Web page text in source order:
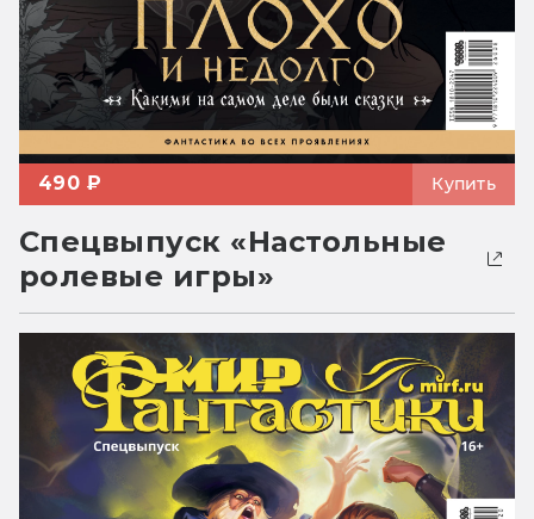
490 ₽ Купить
Спецвыпуск «Настольные
ролевые игры»